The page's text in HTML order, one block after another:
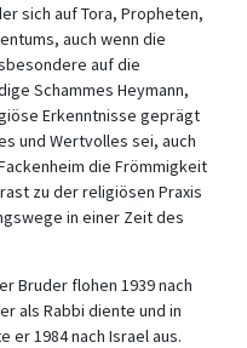
sich auf Tora, Propheten,
auch wenn die
auf die
Schammes Heymann,
Erkenntnisse geprägt
und Wertvolles sei, auch
die Frömmigkeit
zu der religiösen Praxis
in einer Zeit des
Bruder flohen 1939 nach
als Rabbi diente und in
1984 nach Israel aus.